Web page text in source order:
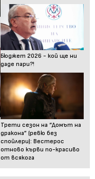
Бюджет 2026 - кой ще ни
даде пари?!
Трети сезон на “Домът на
дракона” (ревю без
спойлери): Вестерос
отново кърви по-красиво
от всякога